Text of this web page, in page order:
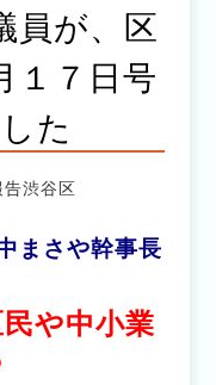
が、区
１７日号
た
渋谷区
まさや幹事長
や中小業